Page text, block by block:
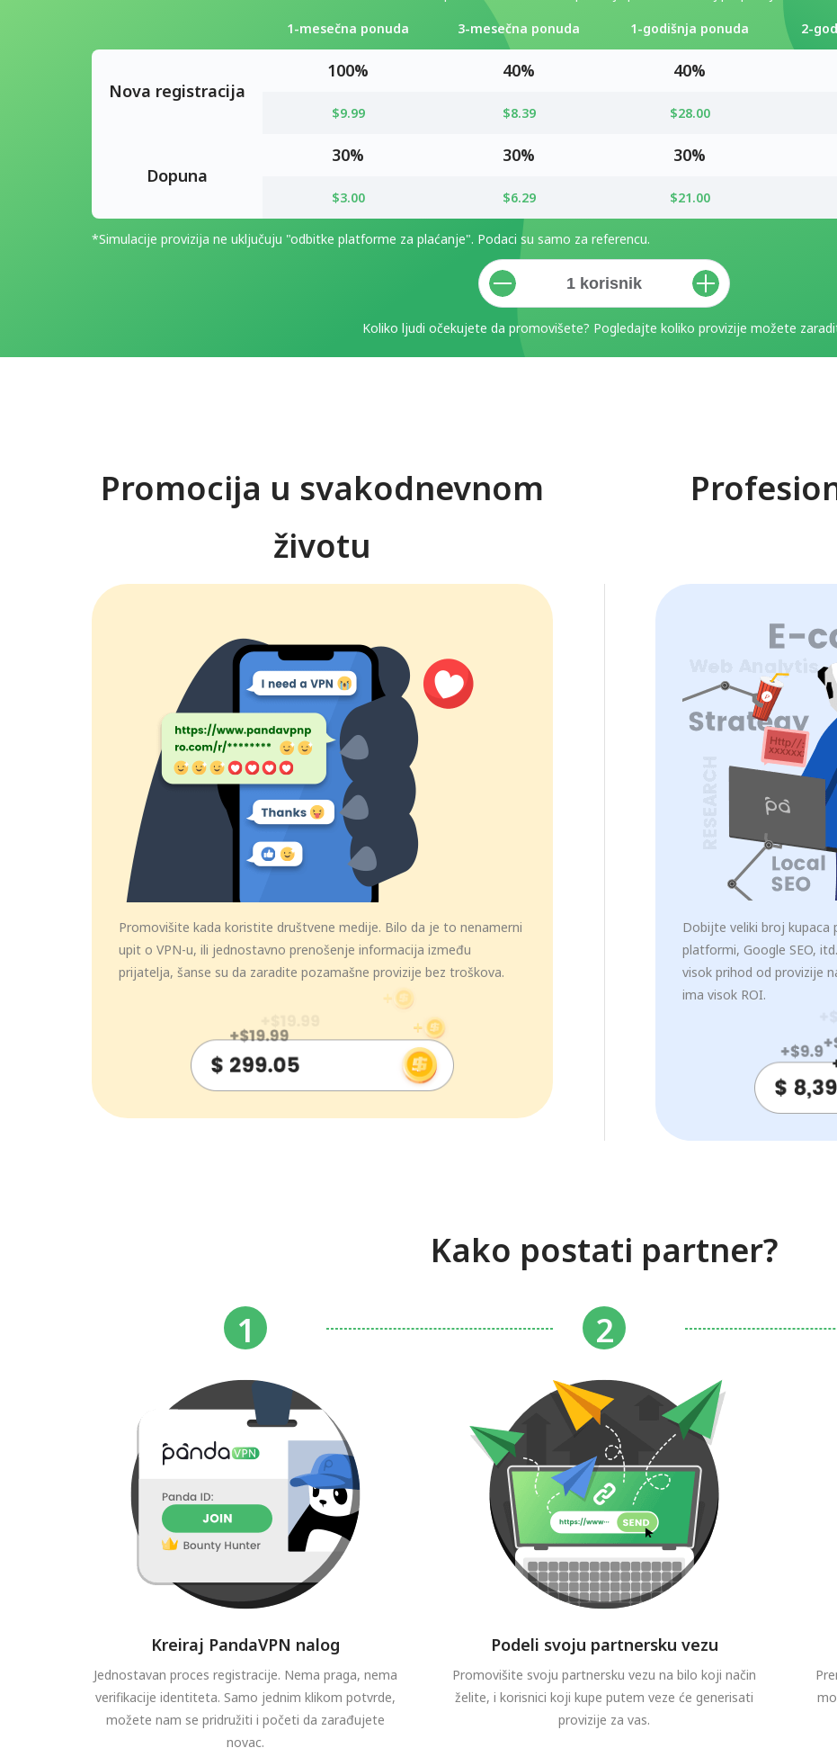
1-mesečna ponuda 3-mesečna ponuda 1-godišnja ponuda 2-
Nova registracija
100% 40% 40%
$9.99 $8.39 $28.00
Dopuna
30% 30% 30%
$3.00 $6.29 $21.00
*Simulacije provizija ne uključuju "odbitke platforme za plaćanje". Podaci su samo za referencu.
Koliko ljudi očekujete da promovišete? Pogledajte koliko provizije možete
Promocija u svakodnevnom
životu
Promovišite kada koristite društvene medije. Bilo da je to nenamerni
upit o VPN-u, ili jednostavno prenošenje informacija između
prijatelja, šanse su da zaradite pozamašne provizije bez troškova.
Dobijte veliki broj kupaca
platformi, Google SEO,
visok prihod od provizije
ima visok ROI.
Kako postati partner?
Kreiraj PandaVPN nalog
Jednostavan proces registracije. Nema praga, nema
verifikacije identiteta. Samo jednim klikom potvrde,
možete nam se pridružiti i početi da zarađujete
novac.
Podeli svoju partnersku vezu
Promovišite svoju partnersku vezu na bilo koji način
želite, i korisnici koji kupe putem veze će generisati
provizije za vas.